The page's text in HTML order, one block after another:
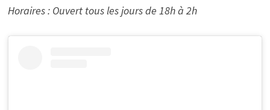
Horaires : Ouvert tous les jours de 18h à 2h